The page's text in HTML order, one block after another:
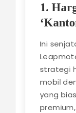
1.
Ini
strategi
mobil
yang